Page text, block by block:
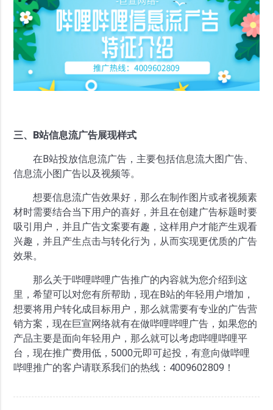
三、B站信息流广告展现样式
在B站投放信息流广告，主要包括信息流大图广告、
信息流小图广告以及视频等。
想要信息流广告效果好，那么在制作图片或者视频素
材时需要结合当下用户的喜好，并且在创建广告标题时要
吸引用户，并且广告文案要有趣，这样用户才能产生观看
兴趣，并且产生点击与转化行为，从而实现更优质的广告
效果。
那么关于哔哩哔哩广告推广的内容就为您介绍到这
里，希望可以对您有所帮助，现在B站的年轻用户增加，
想要将用户转化成目标用户，那么就需要有专业的广告营
销方案，现在巨宣网络就有在做哔哩哔哩广告，如果您的
产品主要是面向年轻用户，那么就可以考虑哔哩哔哩平
台，现在推广费用低，5000元即可起投，有意向做哔哩
哔哩推广的客户请联系我们的热线：4009602809！